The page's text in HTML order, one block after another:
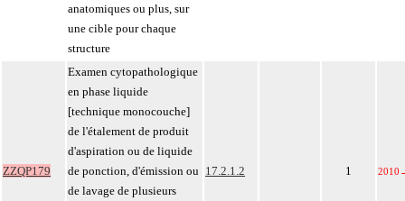
anatomiques ou plus, sur
une cible pour chaque
structure
ZZQP179
Examen cytopathologique
en phase liquide
[technique monocouche]
de l'étalement de produit
d'aspiration ou de liquide
de ponction, d'émission ou
de lavage de plusieurs
17.2.1.2 1 2010